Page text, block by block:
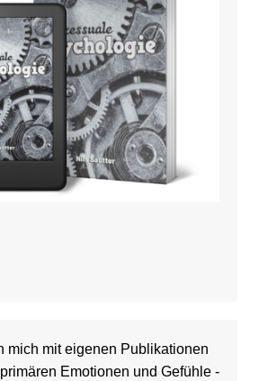
mich mit eigenen Publikationen
Emotionen und Gefühle -